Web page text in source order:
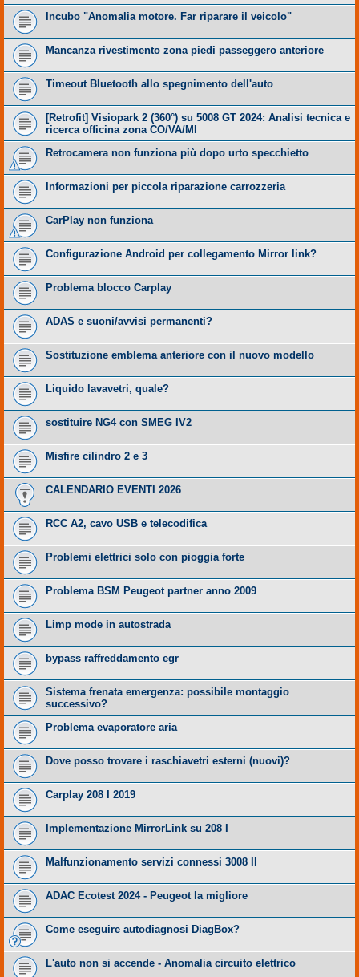
Incubo "Anomalia motore. Far riparare il veicolo"
Mancanza rivestimento zona piedi passeggero anteriore
Timeout Bluetooth allo spegnimento dell'auto
​[Retrofit] Visiopark 2 (360°) su 5008 GT 2024: Analisi tecnica e
ricerca officina zona CO/VA/MI
Retrocamera non funziona più dopo urto specchietto
Informazioni per piccola riparazione carrozzeria
CarPlay non funziona
Configurazione Android per collegamento Mirror link?
Problema blocco Carplay
ADAS e suoni/avvisi permanenti?
Sostituzione emblema anteriore con il nuovo modello
Liquido lavavetri, quale?
sostituire NG4 con SMEG IV2
Misfire cilindro 2 e 3
CALENDARIO EVENTI 2026
RCC A2, cavo USB e telecodifica
Problemi elettrici solo con pioggia forte
Problema BSM Peugeot partner anno 2009
Limp mode in autostrada
bypass raffreddamento egr
Sistema frenata emergenza: possibile montaggio
successivo?
Problema evaporatore aria
Dove posso trovare i raschiavetri esterni (nuovi)?
Carplay 208 I 2019
Implementazione MirrorLink su 208 I
Malfunzionamento servizi connessi 3008 II
ADAC Ecotest 2024 - Peugeot la migliore
Come eseguire autodiagnosi DiagBox?
L'auto non si accende - Anomalia circuito elettrico